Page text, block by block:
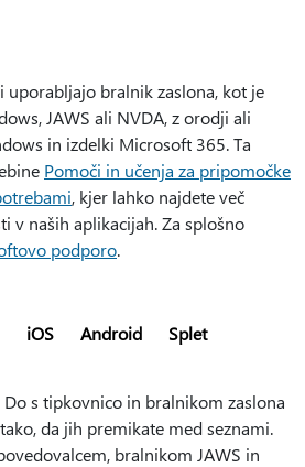
uporabljajo bralnik zaslona, kot je
JAWS ali NVDA, z orodji ali
in izdelki Microsoft 365. Ta
Pomoči in učenja za pripomočke
, kjer lahko najdete več
v naših aplikacijah. Za splošno
podporo.
iOS Android Splet
s tipkovnico in bralnikom zaslona
da jih premikate med seznami.
bralnikom JAWS in